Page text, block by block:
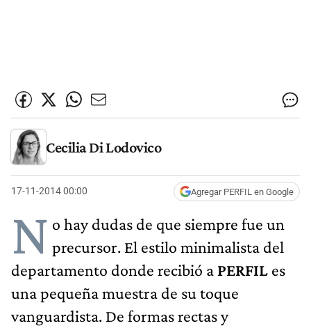
Cecilia Di Lodovico
17-11-2014 00:00 Agregar PERFIL en Google
N o hay dudas de que siempre fue un
precursor. El estilo minimalista del
departamento donde recibió a PERFIL es
una pequeña muestra de su toque
vanguardista. De formas rectas y